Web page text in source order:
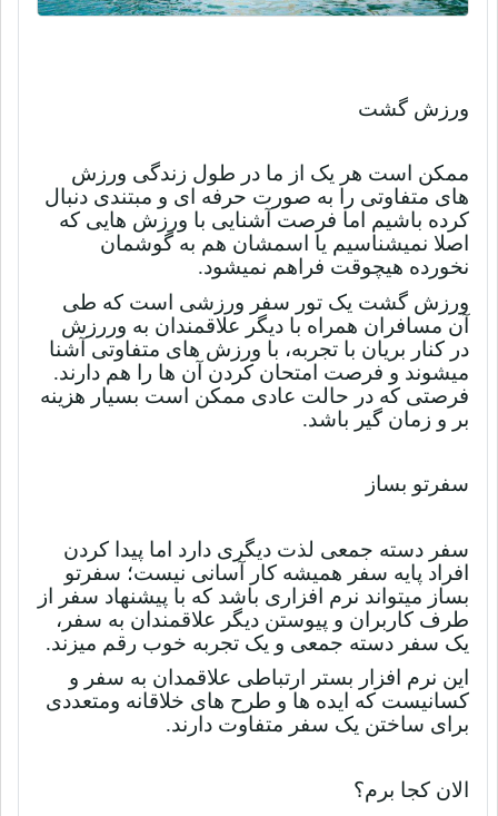
ورزش گشت
ممکن است هر یک از ما در طول زندگی ورزش
های متفاوتی را به صورت حرفه ای و مبتندی دنبال
کرده باشیم اما فرصت آشنایی با ورزش هایی که
اصلا نمیشناسیم یا اسمشان هم به گوشمان
نخورده هیچوقت فراهم نمیشود.
ورزش گشت یک تور سفر ورزشی است که طی
آن مسافران همراه با دیگر علاقمندان به وررزش
در کنار بریان با تجربه، با ورزش های متفاوتی آشنا
میشوند و فرصت امتحان کردن آن ها را هم دارند.
فرصتی که در حالت عادی ممکن است بسیار هزینه
بر و زمان گیر باشد.
سفرتو بساز
سفر دسته جمعی لذت دیگری دارد اما پیدا کردن
افراد پایه سفر همیشه کار آسانی نیست؛ سفرتو
بساز میتواند نرم افزاری باشد که با پیشنهاد سفر از
طرف کاربران و پیوستن دیگر علاقمندان به سفر،
یک سفر دسته جمعی و یک تجربه خوب رقم میزند.
این نرم افزار بستر ارتباطی علاقمدان به سفر و
کسانیست که ایده ها و طرح های خلاقانه ومتعددی
برای ساختن یک سفر متفاوت دارند.
الان کجا برم؟